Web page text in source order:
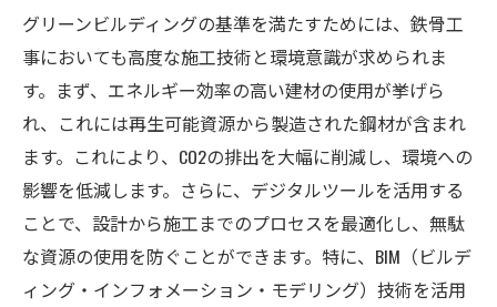
グリーンビルディングの基準を満たすためには、鉄骨工
事においても高度な施工技術と環境意識が求められま
す。まず、エネルギー効率の高い建材の使用が挙げら
れ、これには再生可能資源から製造された鋼材が含まれ
ます。これにより、CO2の排出を大幅に削減し、環境への
影響を低減します。さらに、デジタルツールを活用する
ことで、設計から施工までのプロセスを最適化し、無駄
な資源の使用を防ぐことができます。特に、BIM（ビルデ
ィング・インフォメーション・モデリング）技術を活用